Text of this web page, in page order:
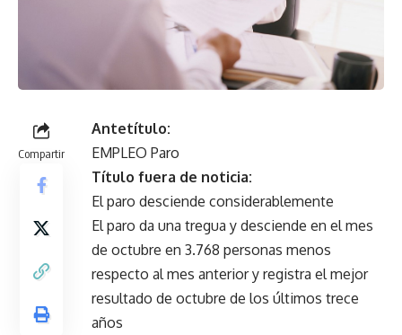
Compartir
Antetítulo:
EMPLEO Paro
Título fuera de noticia:
El paro desciende considerablemente
El paro da una tregua y desciende en el mes
de octubre en 3.768 personas menos
respecto al mes anterior y registra el mejor
resultado de octubre de los últimos trece
años